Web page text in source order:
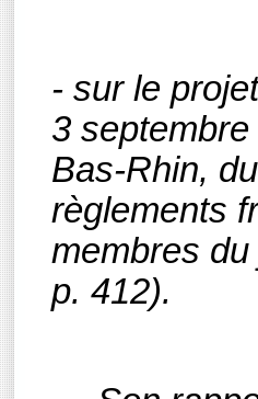
- sur le
3
Bas-Rhin,
règlements
membres
p. 412).